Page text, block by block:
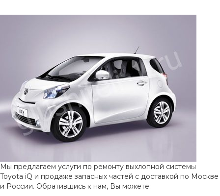
Мы предлагаем услуги по ремонту выхлопной системы
Toyota iQ и продаже запасных частей с доставкой по Москве
и России. Обратившись к нам, Вы можете: